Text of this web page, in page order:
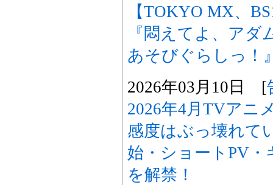
【TOKYO MX、
『悶えてよ、アダ
あそびぐらしっ！
2026年03月10日 [
2026年4月TVアニ
感度はぶっ壊れて
始・ショートPV
を解禁！